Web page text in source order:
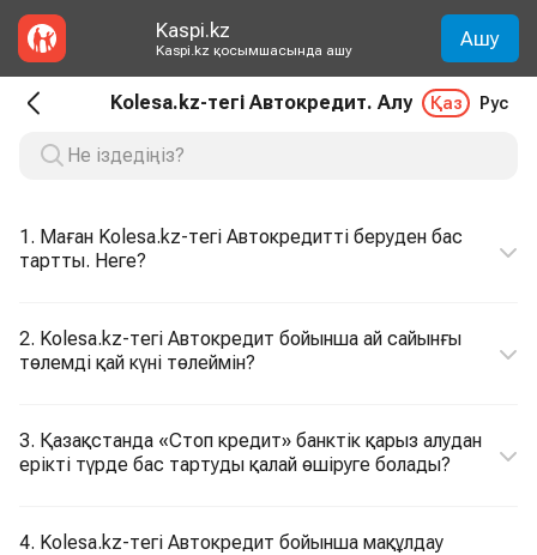
Kaspi.kz
Kaspi.kz қосымшасында ашу Ашу
Kolesa.kz-тегі Автокредит. Алу Қаз Рус
1. Маған Kolesa.kz-тегі Автокредитті беруден бас
тартты. Неге?
2. Kolesa.kz-тегі Автокредит бойынша ай сайынғы
төлемді қай күні төлеймін?
3. Қазақстанда «Стоп кредит» банктік қарыз алудан
ерікті түрде бас тартуды қалай өшіруге болады?
4. Kolesa.kz-тегі Автокредит бойынша мақұлдау